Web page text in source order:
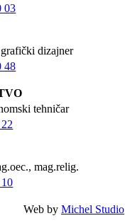
03
dizajner
48
tehničar
mag.relig.
Web by Michel Studio